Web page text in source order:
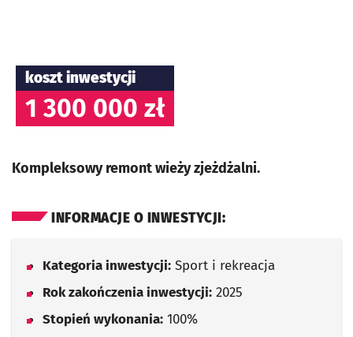
koszt inwestycji
1 300 000 zł
Kompleksowy remont wieży zjeżdżalni.
INFORMACJE O INWESTYCJI:
Kategoria inwestycji: Sport i rekreacja
Rok zakończenia inwestycji: 2025
Stopień wykonania: 100%